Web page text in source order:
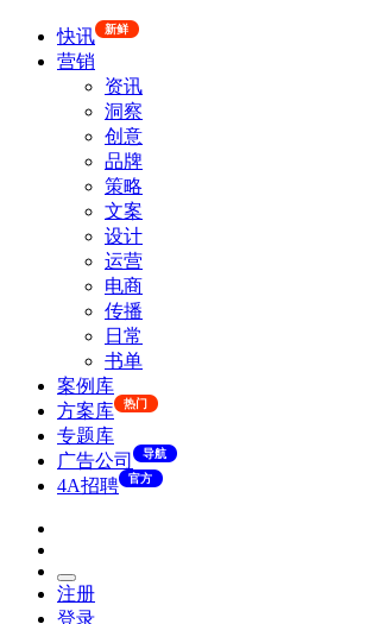
快讯 新鲜
营销
资讯
洞察
创意
品牌
策略
文案
设计
运营
电商
传播
日常
书单
案例库
方案库
热门
专题库
广告公司
导航
4A招聘 官方
注册
登录